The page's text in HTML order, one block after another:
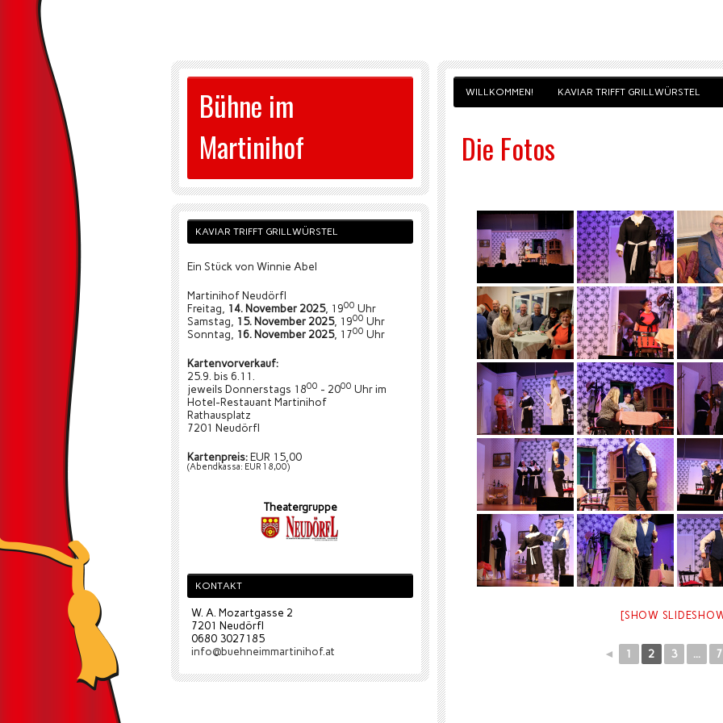
WILLKOMMEN! KAVIAR TRIFFT GRILLWÜRSTEL
Die Fotos
[SHOW
◄ 1 2 3 ... 7
Bühne im
Martinihof
KAVIAR TRIFFT GRILLWÜRSTEL
Ein Stück von Winnie Abel
Martinihof Neudörfl
Freitag,
14. November 2025, 1900 Uhr
Samstag,
15. November 2025, 1900 Uhr
Sonntag,
16. November 2025, 1700 Uhr
Kartenvorverkauf:
25.9. bis 6.11.
jeweils Donnerstags 1800 - 2000 Uhr im
Hotel-Restauant Martinihof
Rathausplatz
7201 Neudörfl
Kartenpreis:EUR 15,00
(Abendkassa: EUR 18,00)
Theatergruppe
KONTAKT
W. A. Mozartgasse 2
7201 Neudörfl
0680 3027185
info@buehneimmartinihof.at